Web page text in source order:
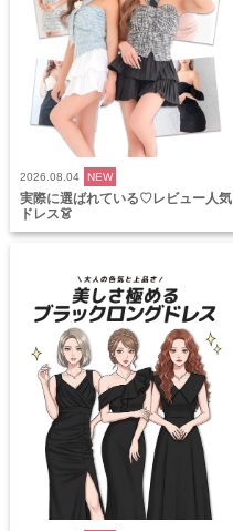
2026.08.04 NEW
実際に選ばれている♡レビュー人気
ドレス👗